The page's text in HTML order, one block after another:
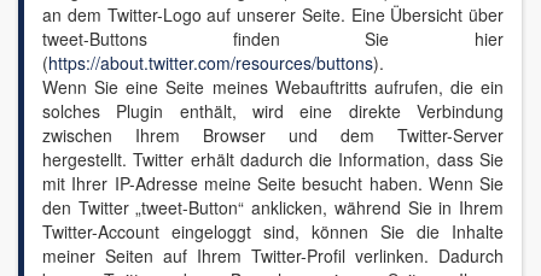
an dem Twitter-Logo auf unserer Seite. Eine Übersicht über
tweet-Buttons finden Sie hier
(https://about.twitter.com/resources/buttons).
Wenn Sie eine Seite meines Webauftritts aufrufen, die ein
solches Plugin enthält, wird eine direkte Verbindung
zwischen Ihrem Browser und dem Twitter-Server
hergestellt. Twitter erhält dadurch die Information, dass Sie
mit Ihrer IP-Adresse meine Seite besucht haben. Wenn Sie
den Twitter „tweet-Button“ anklicken, während Sie in Ihrem
Twitter-Account eingeloggt sind, können Sie die Inhalte
meiner Seiten auf Ihrem Twitter-Profil verlinken. Dadurch